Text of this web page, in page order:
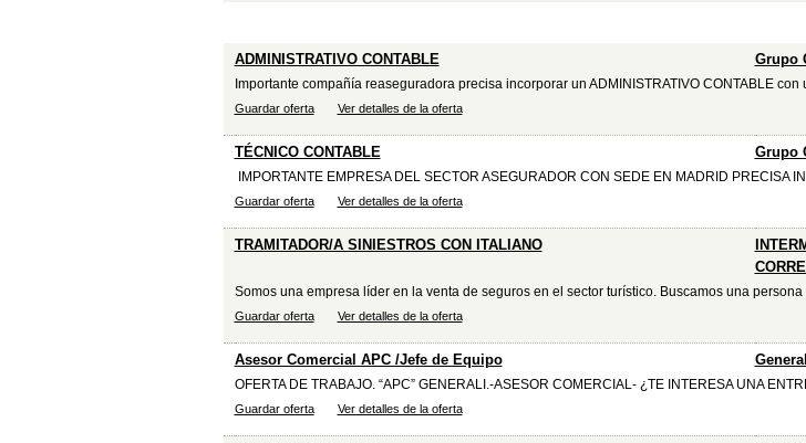
ADMINISTRATIVO CONTABLE Grupo
Importante compañía reaseguradora precisa incorporar un ADMINISTRATIVO CONTABLE con
Guardar oferta Ver detalles de la oferta
TÉCNICO CONTABLE Grupo
IMPORTANTE EMPRESA DEL SECTOR ASEGURADOR CON SEDE EN MADRID PRECISA
Guardar oferta Ver detalles de la oferta
TRAMITADOR/A SINIESTROS CON ITALIANO
Somos una empresa líder en la venta de seguros en el sector turístico. Buscamos una persona
Guardar oferta Ver detalles de la oferta
Asesor Comercial APC /Jefe de Equipo
OFERTA DE TRABAJO. “APC” GENERALI.-ASESOR COMERCIAL- ¿TE INTERESA UNA
Guardar oferta Ver detalles de la oferta